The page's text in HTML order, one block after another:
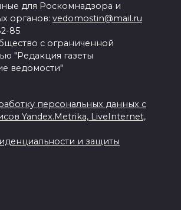
для Роскомнадзора и
органов: vedomostin@mail.ru
85
с ограниченной
"Редакция газеты
ведомости"
персональных данных с
Yandex.Metrika, LiveInternet,
и защиты